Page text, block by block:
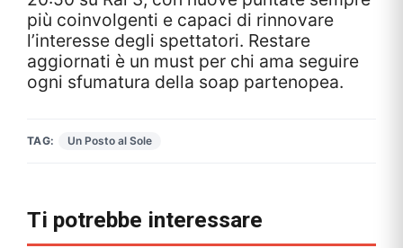
più coinvolgenti e capaci di rinnovare
l’interesse degli spettatori. Restare
aggiornati è un must per chi ama seguire
ogni sfumatura della soap partenopea.
TAG: Un Posto al Sole
Ti potrebbe interessare